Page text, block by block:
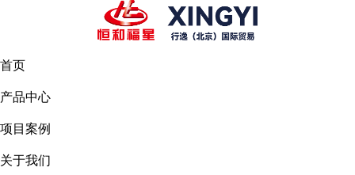
首页
产品中心
项目案例
关于我们